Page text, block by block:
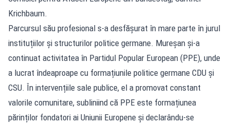
Krichbaum.
Parcursul său profesional s-a desfășurat în mare parte în jurul
instituțiilor și structurilor politice germane. Mureșan și-a
continuat activitatea în Partidul Popular European (PPE), unde
a lucrat îndeaproape cu formațiunile politice germane CDU și
CSU. În intervențiile sale publice, el a promovat constant
valorile comunitare, subliniind că PPE este formațiunea
părinților fondatori ai Uniunii Europene și declarându-se